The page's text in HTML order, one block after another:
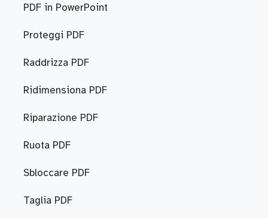
PDF in PowerPoint
Proteggi PDF
Raddrizza PDF
Ridimensiona PDF
Riparazione PDF
Ruota PDF
Sbloccare PDF
Taglia PDF